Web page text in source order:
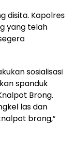
disita. Kapolres
yang telah
sosialisasi
spanduk
Brong.
las dan
brong,”